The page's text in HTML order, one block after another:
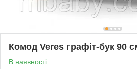
Комод Veres графіт-бук 90
В наявності